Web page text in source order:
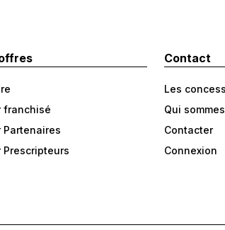
franchisé
Partenaires
Prescripteurs
Contact
Les
Qui
Contacter
Connexion